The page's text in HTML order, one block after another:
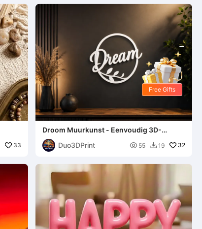
33
Droom Muurkunst - Eenvoudig 3D-
printmodel
Duo3DPrint
 55  19 32
Free Gifts